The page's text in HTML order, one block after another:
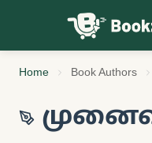
Skip to content
Home Book Authors